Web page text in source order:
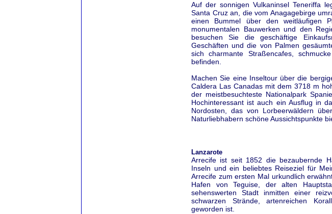
Auf der sonnigen Vulkaninsel Teneriffa
Santa Cruz an, die vom Anagagebirge
einen Bummel über den weitläufigen
monumentalen Bauwerken und den
besuchen Sie die geschäftige
Geschäften und die von Palmen
sich charmante Straßencafes,
befinden.
Machen Sie eine Inseltour über die
Caldera Las Canadas mit dem 3718 m
der meistbesuchteste Nationalpark
Hochinteressant ist auch ein Ausflug in
Nordosten, das von Lorbeerwäldern
Naturliebhabern schöne Aussichtspunkte
Lanzarote
Arrecife ist seit 1852 die bezaubernde
Inseln und ein beliebtes Reiseziel für
Arrecife zum ersten Mal urkundlich
Hafen von Teguise, der alten
sehenswerten Stadt inmitten einer
schwarzen Strände, artenreichen
geworden ist.